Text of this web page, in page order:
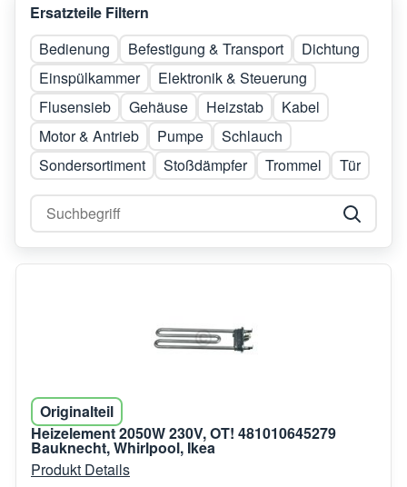
Ersatzteile Filtern
Bedienung
Befestigung & Transport
Dichtung
Einspülkammer
Elektronik & Steuerung
Flusensieb
Gehäuse Heizstab
Kabel
Motor & Antrieb
Pumpe
Schlauch
Sondersortiment
Stoßdämpfer Trommel Tür
Originalteil
Heizelement 2050W 230V, OT! 481010645279
Bauknecht, Whirlpool, Ikea
Produkt Details